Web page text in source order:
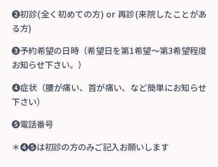
❷初診(全く初めての方) or 再診(来院したことがあ
る方)
❸予約希望の日時（希望日を第1希望〜第3希望程度
お知らせ下さい。）
❹症状（腰が痛い、首が痛い、など簡単にお知らせ
下さい）
❺電話番号
＊❹❺は初診の方のみご記入お願いします